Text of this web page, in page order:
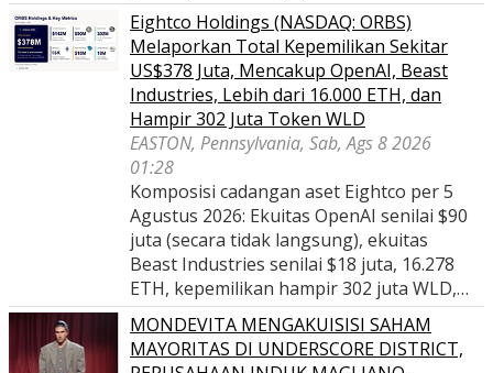
Eightco Holdings (NASDAQ: ORBS)
Melaporkan Total Kepemilikan Sekitar
US$378 Juta, Mencakup OpenAI, Beast
Industries, Lebih dari 16.000 ETH, dan
Hampir 302 Juta Token WLD
EASTON, Pennsylvania, Sab, Ags 8 2026
01:28
Komposisi cadangan aset Eightco per 5
Agustus 2026: Ekuitas OpenAI senilai $90
juta (secara tidak langsung), ekuitas
Beast Industries senilai $18 juta, 16.278
ETH, kepemilikan hampir 302 juta WLD,…
MONDEVITA MENGAKUISISI SAHAM
MAYORITAS DI UNDERSCORE DISTRICT,